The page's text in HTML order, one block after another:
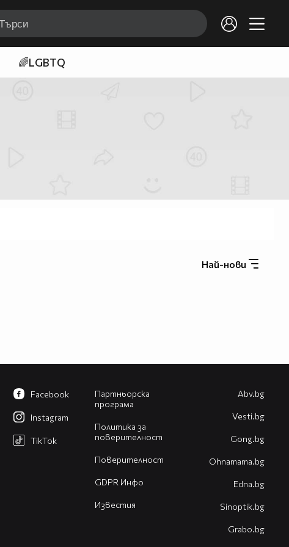
🌈LGBTQ
Най-нови
Партньорска
програма
Политика за
поверителност
Поверителност
GDPR Инфо
Известия
Facebook
Instagram
TikTok
Abv.bg
Vesti.bg
Gong.bg
Оhnamama.bg
Edna.bg
Sinoptik.bg
Grabo.bg